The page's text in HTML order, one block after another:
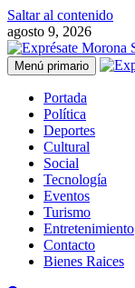
Saltar al contenido
agosto 9, 2026
Menú primario
Portada
Política
Deportes
Cultural
Social
Tecnología
Eventos
Turismo
Entretenimiento
Contacto
Bienes Raices